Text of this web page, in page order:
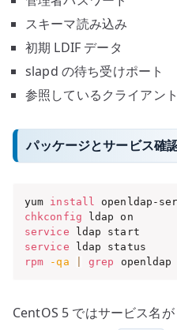
スキーマ読み込み
初期 LDIF データ
slapd の待ち受けポート
参照しているクライアン
パッケージとサービス確
yum install
chkconfig
service
service
rpm
-qa grep openldap
CentOS 5 ではサービス名が